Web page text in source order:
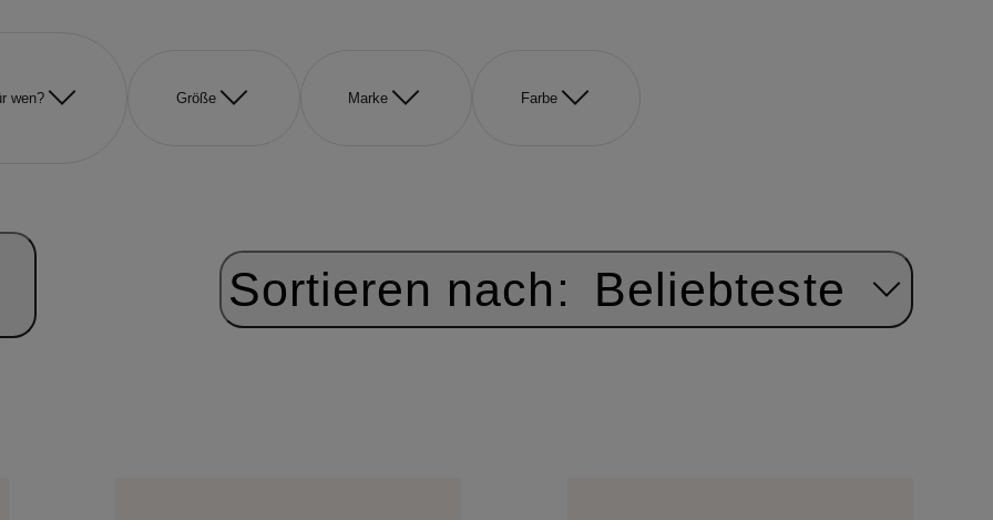
wen? Größe Marke Farbe
Sortieren nach: Beliebteste